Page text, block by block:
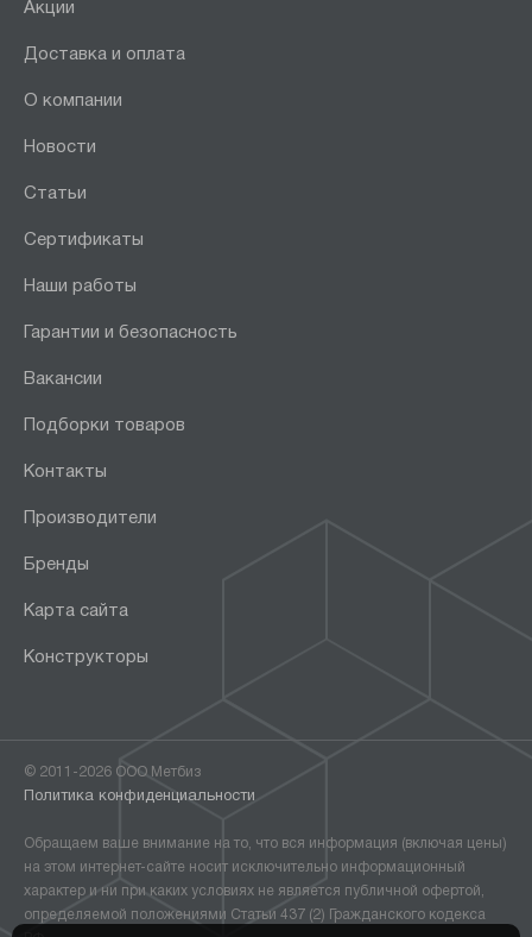
Акции
Доставка и оплата
О компании
Новости
Статьи
Сертификаты
Наши работы
Гарантии и безопасность
Вакансии
Подборки товаров
Контакты
Производители
Бренды
Карта сайта
Конструкторы
© 2011-2026 ООО Метбиз
Политика конфиденциальности
Обращаем ваше внимание на то, что вся информация (включая цены)
на этом интернет-сайте носит исключительно информационный
характер и ни при каких условиях не является публичной офертой,
определяемой положениями Статьи 437 (2) Гражданского кодекса